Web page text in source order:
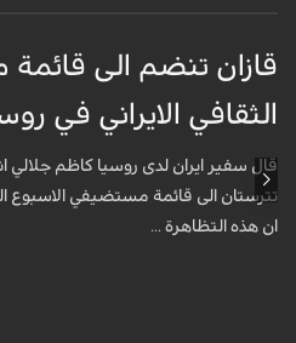
قازان تنضم الى
الثقافي الايراني في
قال سفير ايران لدى روسيا كاظم جلالي
تترستان الى قائمة مستضيفي الاسبوع
ان هذه التظاهرة ...